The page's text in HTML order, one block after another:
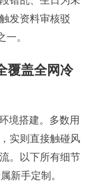
发资料审核驳
一。
覆盖全网冷
境搭建。多数用
实则直接触碰风
。以下所有细节
新手定制。